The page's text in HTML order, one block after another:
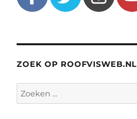
ZOEK OP ROOFVISWEB.NL
Zoeken
naar: